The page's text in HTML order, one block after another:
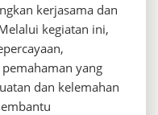
kerjasama dan
kegiatan ini,
yang
dan kelemahan